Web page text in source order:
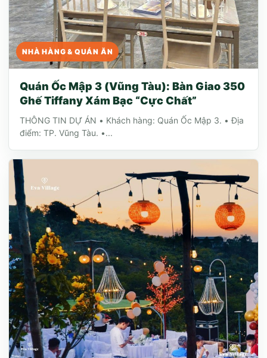
NHÀ HÀNG & QUÁN ĂN
Quán Ốc Mập 3 (Vũng Tàu): Bàn Giao 350
Ghế Tiffany Xám Bạc “Cực Chất”
THÔNG TIN DỰ ÁN • Khách hàng: Quán Ốc Mập 3. • Địa
điểm: TP. Vũng Tàu. •...